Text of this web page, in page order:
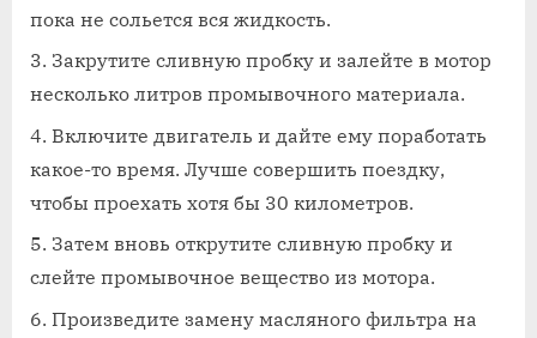
пока не сольется вся жидкость.
Закрутите сливную пробку и залейте в мотор
несколько литров промывочного материала.
Включите двигатель и дайте ему поработать
какое-то время. Лучше совершить поездку,
чтобы проехать хотя бы 30 километров.
Затем вновь открутите сливную пробку и
слейте промывочное вещество из мотора.
Произведите замену масляного фильтра на